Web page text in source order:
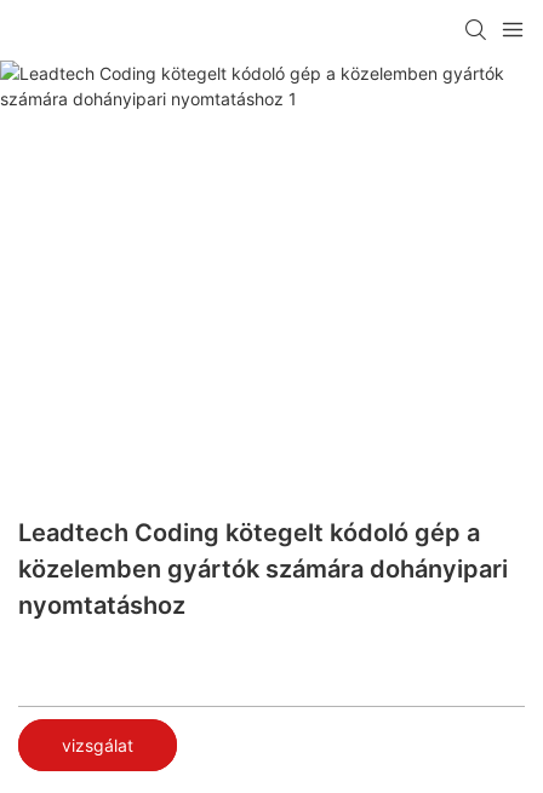
Leadtech Coding kötegelt kódoló gép a
közelemben gyártók számára dohányipari
nyomtatáshoz
vizsgálat